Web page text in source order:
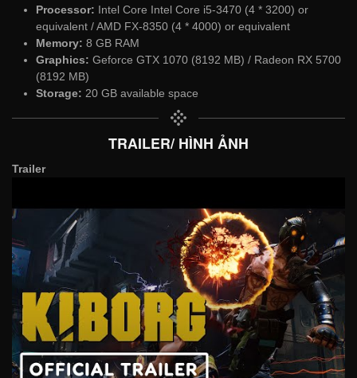
Processor: Intel Core Intel Core i5-3470 (4 * 3200) or
equivalent / AMD FX-8350 (4 * 4000) or equivalent
Memory: 8 GB RAM
Graphics: Geforce GTX 1070 (8192 MB) / Radeon RX 5700
(8192 MB)
Storage: 20 GB available space
TRAILER/ HÌNH ẢNH
Trailer